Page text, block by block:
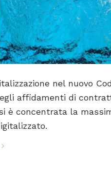
nel nuovo
affidamenti di
è concentrata la